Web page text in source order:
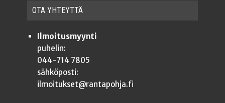
OTA YHTEYT­TÄ
Ilmoitusmyynti
puhelin:
044-714 7805
sähköposti:
ilmoitukset@rantapohja.fi